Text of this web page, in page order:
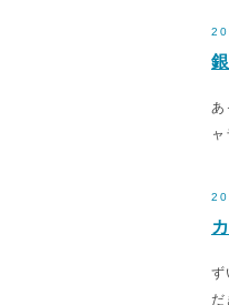
あ
ず